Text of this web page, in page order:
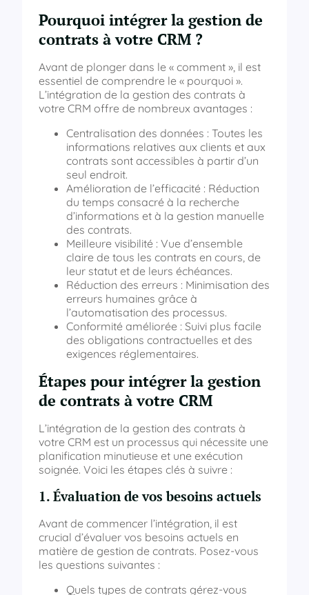
Pourquoi intégrer la gestion de
contrats à votre CRM ?
Avant de plonger dans le « comment », il est
essentiel de comprendre le « pourquoi ».
L’intégration de la gestion des contrats à
votre CRM offre de nombreux avantages :
Centralisation des données : Toutes les
informations relatives aux clients et aux
contrats sont accessibles à partir d’un
seul endroit.
Amélioration de l’efficacité : Réduction
du temps consacré à la recherche
d’informations et à la gestion manuelle
des contrats.
Meilleure visibilité : Vue d’ensemble
claire de tous les contrats en cours, de
leur statut et de leurs échéances.
Réduction des erreurs : Minimisation des
erreurs humaines grâce à
l’automatisation des processus.
Conformité améliorée : Suivi plus facile
des obligations contractuelles et des
exigences réglementaires.
Étapes pour intégrer la gestion
de contrats à votre CRM
L’intégration de la gestion des contrats à
votre CRM est un processus qui nécessite une
planification minutieuse et une exécution
soignée. Voici les étapes clés à suivre :
1. Évaluation de vos besoins actuels
Avant de commencer l’intégration, il est
crucial d’évaluer vos besoins actuels en
matière de gestion de contrats. Posez-vous
les questions suivantes :
Quels types de contrats gérez-vous